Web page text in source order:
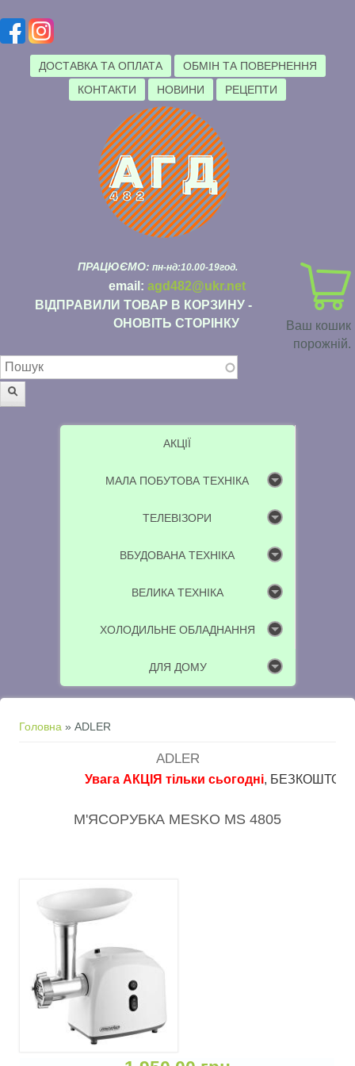
ДОСТАВКА ТА ОПЛАТА
ОБМІН ТА ПОВЕРНЕННЯ
КОНТАКТИ
НОВИНИ РЕЦЕПТИ
Ваш кошик
порожній.
ПРАЦЮЄМО: пн-нд:10.00-19год.
email: agd482@ukr.net
ВІДПРАВИЛИ ТОВАР В КОРЗИНУ -
ОНОВІТЬ СТОРІНКУ
Пошукова форма
АКЦІЇ
МАЛА ПОБУТОВА ТЕХНІКА
ТЕЛЕВІЗОРИ
ВБУДОВАНА ТЕХНІКА
ВЕЛИКА ТЕХНІКА
ХОЛОДИЛЬНЕ ОБЛАДНАННЯ
ДЛЯ ДОМУ
Ви є тут
Головна » ADLER
ADLER
Увага АКЦІЯ тільки сьогодні, БЕЗКОШТОВНА
М'ЯСОРУБКА MESKO MS 4805